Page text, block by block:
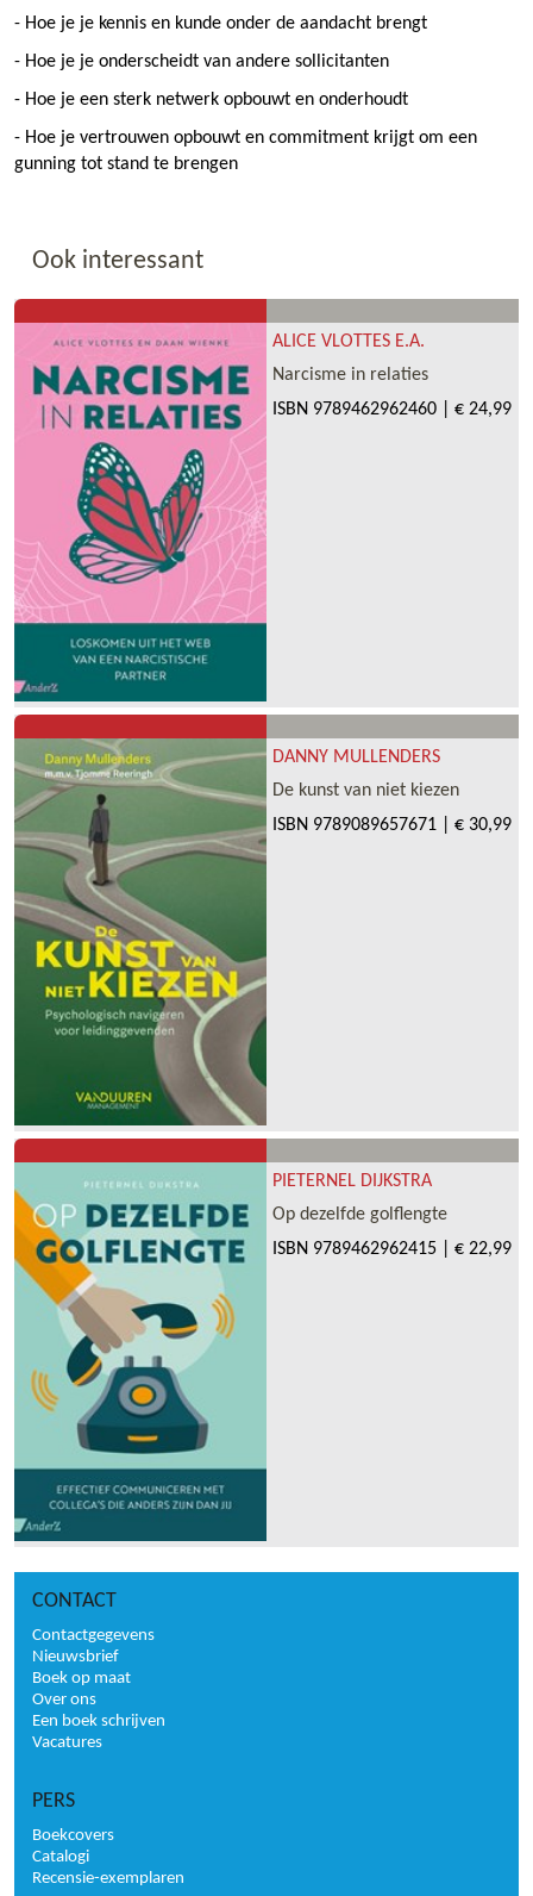
- Hoe je je kennis en kunde onder de aandacht brengt
- Hoe je je onderscheidt van andere sollicitanten
- Hoe je een sterk netwerk opbouwt en onderhoudt
- Hoe je vertrouwen opbouwt en commitment krijgt om een
gunning tot stand te brengen
Ook interessant
ALICE VLOTTES E.A.
Narcisme in relaties
ISBN 9789462962460 € 24,99
DANNY MULLENDERS
De kunst van niet kiezen
ISBN 9789089657671 € 30,99
PIETERNEL DIJKSTRA
Op dezelfde golflengte
ISBN 9789462962415 € 22,99
CONTACT
Contactgegevens
Nieuwsbrief
Boek op maat
Over ons
Een boek schrijven
Vacatures
PERS
Boekcovers
Catalogi
Recensie-exemplaren